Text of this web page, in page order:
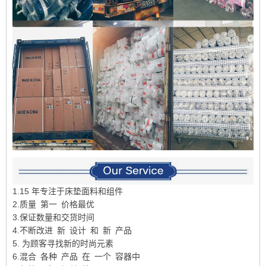
1.15 年专注于床垫面料和组件
2.质量 第一 价格最优
3.保证数量和交货时间
4.不断改进 新 设计 和 新 产品
5. 为顾客寻找新的时尚元素
6.混合 各种 产品 在 一个 容器中